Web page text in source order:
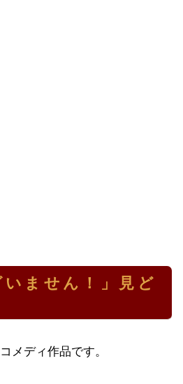
いません！」見ど
メディ作品です。